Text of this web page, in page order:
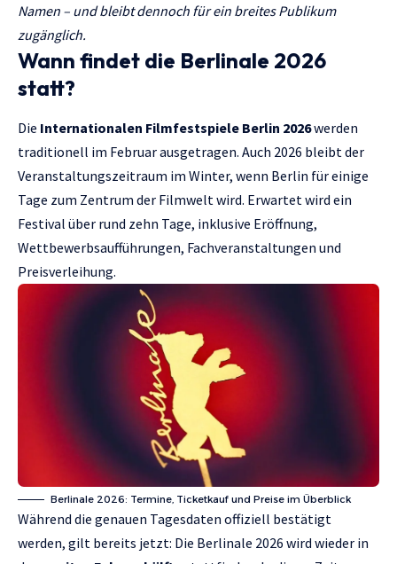
Namen – und bleibt dennoch für ein breites Publikum
zugänglich.
Wann findet die Berlinale 2026
statt?
Die Internationalen Filmfestspiele Berlin 2026werden
traditionell im Februar ausgetragen. Auch 2026 bleibt der
Veranstaltungszeitraum im Winter, wenn Berlin für einige
Tage zum Zentrum der Filmwelt wird. Erwartet wird ein
Festival über rund zehn Tage, inklusive Eröffnung,
Wettbewerbsaufführungen, Fachveranstaltungen und
Preisverleihung.
Berlinale 2026: Termine, Ticketkauf und Preise im Überblick
Während die genauen Tagesdaten offiziell bestätigt
werden, gilt bereits jetzt: Die Berlinale 2026 wird wieder in